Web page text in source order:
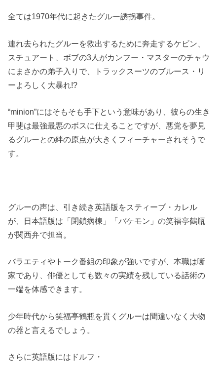
全ては1970年代に起きたグルー誘拐事件。
連れ去られたグルーを救出するために奔走するケビン、
スチュアート、ボブの3人がカンフー・マスターのチャウ
にまさかの弟子入りで、トラックスーツのブルース・リ
ーよろしく大暴れ!?
“minion”にはそもそも手下という意味があり、彼らの生き
甲斐は最強最悪のボスに仕えることですが、悪党を夢見
るグルーとの絆の原点が大きくフィーチャーされそうで
す。
グルーの声は、引き続き英語版をスティーブ・カレル
が、日本語版は「閉鎖病棟」「バケモン」の笑福亭鶴瓶
が関西弁で担当。
バラエティやトーク番組の印象が強いですが、本職は噺
家であり、俳優としても数々の実績を残している話術の
一端を体感できます。
少年時代から笑福亭鶴瓶を貫くグルーは間違いなく大物
の器と言えるでしょう。
さらに英語版にはドルフ・